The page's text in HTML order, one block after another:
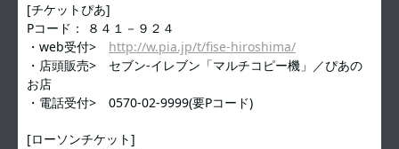
[チケットぴあ]
Pコード： ８４１－９２４
・web受付> http://w.pia.jp/t/fise-hiroshima/
・店頭販売> セブン-イレブン「マルチコピー機」／ぴあの
お店
・電話受付> 0570-02-9999(要Pコード)
[ローソンチケット]